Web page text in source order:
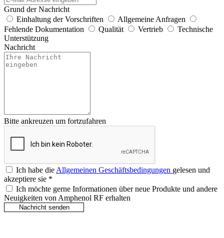
Grund der Nachricht
Einhaltung der Vorschriften
Allgemeine Anfragen
Fehlende Dokumentation
Qualität Vertrieb
Technische
Unterstützung
Nachricht
Bitte ankreuzen um fortzufahren
Ich habe dieAllgemeinen Geschäftsbedingungen gelesen und
akzeptiere sie *
Ich möchte gerne Informationen über neue Produkte und andere
Neuigkeiten von Amphenol RF erhalten